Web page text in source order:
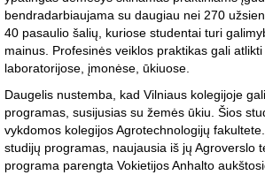
bendradarbiaujama su daugiau nei 270
40 pasaulio šalių, kuriose studentai turi
mainus. Profesinės veiklos praktikas gali
laboratorijose, įmonėse, ūkiuose.
Daugelis nustemba, kad Vilniaus kolegijoje
programas, susijusias su žemės ūkiu. Šios
vykdomos kolegijos Agrotechnologijų
studijų programas, naujausia iš jų Agroverslo
programa parengta Vokietijos Anhalto